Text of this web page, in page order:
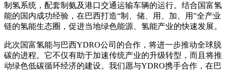
制氢系统，配套制氨及港口交通运输车辆的运行。结合国富氢
能的国内成功经验，在巴西打造“制、储、用、加、用”全产业
链的氢能生态圈，促进当地绿色能源、氢能产业的快速发展。
此次国富氢能与巴西YDRO公司的合作，将进一步推动全球脱
碳的进程。它不仅有助于加速传统产业的升级转型，而且将推
动绿色低碳循环经济的建设。我们愿与YDRO携手合作，在巴